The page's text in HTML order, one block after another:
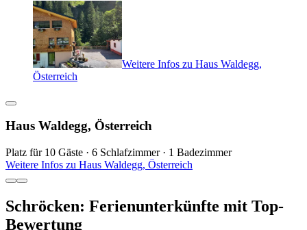
Weitere Infos zu Haus Waldegg,
Österreich
Haus Waldegg, Österreich
Platz für 10 Gäste · 6 Schlafzimmer · 1 Badezimmer
Weitere Infos zu Haus Waldegg, Österreich
Schröcken: Ferienunterkünfte mit Top-
Bewertung